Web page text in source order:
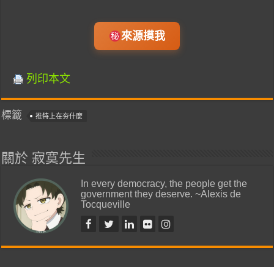
來源摸我
列印本文
標籤 推特上在夯什麼
關於 寂寞先生
In every democracy, the people get the
government they deserve. ~Alexis de
Tocqueville